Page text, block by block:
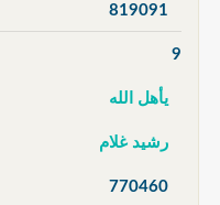
819091
9
يأهل الله
رشيد غلام
770460